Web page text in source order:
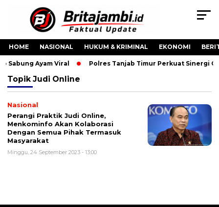
HOME NASIONAL HUKUM & KRIMINAL EKONOMI
Sabung Ayam Viral Polres Tanjab Timur Perkuat Sinergi
Topik Judi Online
Nasional
Perangi Praktik Judi Online,
Menkominfo Akan Kolaborasi
Dengan Semua Pihak Termasuk
Masyarakat
Minggu, 24 September 2023 - 13:00